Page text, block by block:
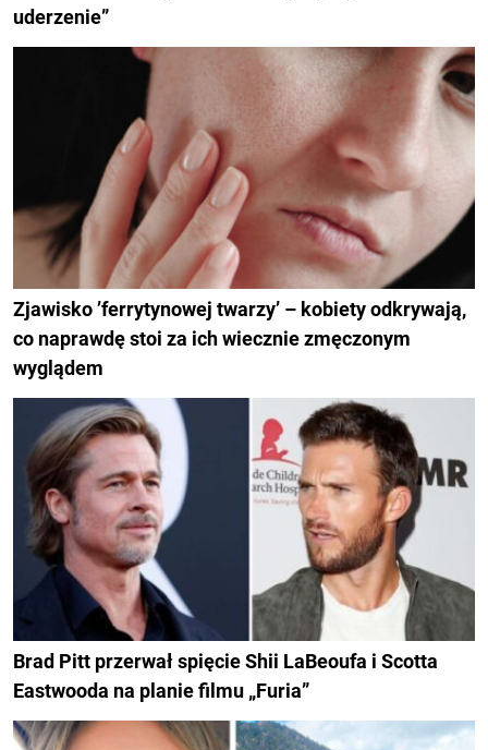
uderzenie”
Zjawisko ’ferrytynowej twarzy’ – kobiety odkrywają,
co naprawdę stoi za ich wiecznie zmęczonym
wyglądem
Brad Pitt przerwał spięcie Shii LaBeoufa i Scotta
Eastwooda na planie filmu „Furia”